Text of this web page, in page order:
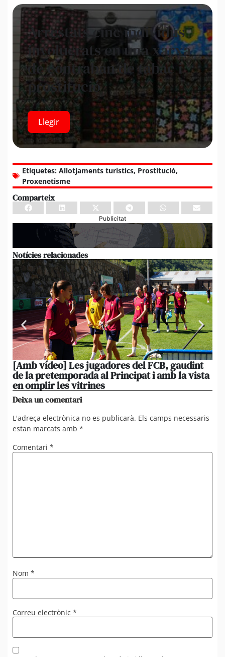
Arrestats cinc individus
involucrats en una xarxa
de contraban de tabac i
prostitució
Llegir
Etiquetes: Allotjaments turístics, Prostitució,
Proxenetisme
Comparteix
Publicitat
Notícies relacionades
[Amb vídeo] Les jugadores del FCB, gaudint
de la pretemporada al Principat i amb la vista
en omplir les vitrines
Deixa un comentari
L'adreça electrònica no es publicarà. Els camps necessaris
estan marcats amb *
Comentari *
Nom *
Correu electrònic *